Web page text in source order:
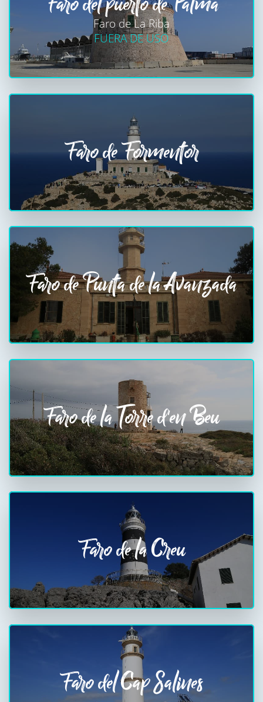
Faro de La Riba
FUERA DE USO
Faro de Formentor
Faro de Punta de la Avanzada
Faro de la Torre d'en Beu
Faro de la Creu
Faro del Cap Salines